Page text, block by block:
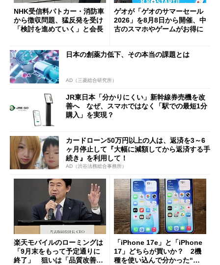
NHK受信料パトカー・消防車
から徴収問題、猛反発を受け
「検討を進めていく」と会長
ゲオが「ゲオのサマーセール
2026」を8月8日から開催、中
古のスマホやゲームがお得に
日本の創薬力低下、その本当の課題とは
AD（三菱総合研究所）
JR東日本「分かりにくい」新幹線券売機を改
善へ なぜ、スマホではなく「駅での最短1分
購入」を実現？
カードローン50万円以上の人は、返済を3～6
ヶ月停止して『大幅に減額してから返済する手
続き』を利用して！
AD（渋谷法務総合事務所）
楽天モバイルのローミングは
「9月末をもって予定通りに
終了」 狙いは「品質改善」
「iPhone 17e」と「iPhone
17」どちらが買いか？ 2機
種を使い込んで分かった“ス